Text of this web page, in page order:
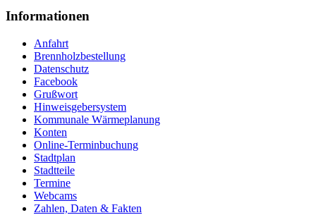
Informationen
Anfahrt
Brennholzbestellung
Datenschutz
Facebook
Grußwort
Hinweisgebersystem
Kommunale Wärmeplanung
Konten
Online-Terminbuchung
Stadtplan
Stadtteile
Termine
Webcams
Zahlen, Daten & Fakten